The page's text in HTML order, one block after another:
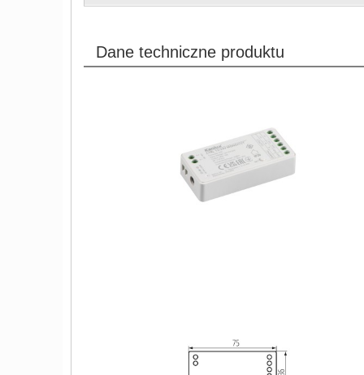
Dane techniczne produktu